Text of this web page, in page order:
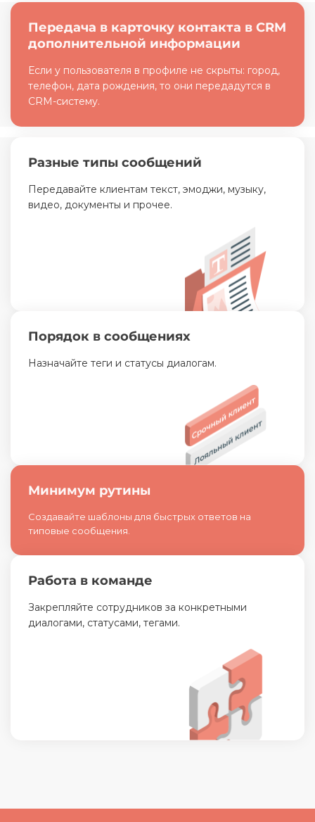
Передача в карточку контакта в CRM
дополнительной информации
Если у пользователя в профиле не скрыты: город,
телефон, дата рождения, то они передадутся в
CRM-систему.
Разные типы сообщений
Передавайте клиентам текст, эмоджи, музыку,
видео, документы и прочее.
Порядок в сообщениях
Назначайте теги и статусы диалогам.
Минимум рутины
Создавайте шаблоны для быстрых ответов на
типовые сообщения.
Работа в команде
Закрепляйте сотрудников за конкретными
диалогами, статусами, тегами.